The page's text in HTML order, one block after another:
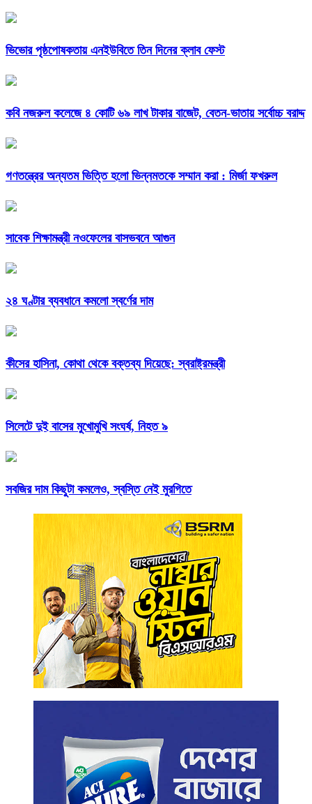
ভিভোর পৃষ্ঠপোষকতায় এনইউবিতে তিন দিনের ক্লাব ফেস্ট
কবি নজরুল কলেজে ৪ কোটি ৬৯ লাখ টাকার বাজেট, বেতন-ভাতায় সর্বোচ্চ বরাদ্দ
গণতন্ত্রের অন্যতম ভিত্তি হলো ভিন্নমতকে সম্মান করা : মির্জা ফখরুল
সাবেক শিক্ষামন্ত্রী নওফেলের বাসভবনে আগুন
২৪ ঘণ্টার ব্যবধানে কমলো স্বর্ণের দাম
কীসের হাসিনা, কোথা থেকে বক্তব্য দিয়েছে: স্বরাষ্ট্রমন্ত্রী
সিলেটে দুই বাসের মুখোমুখি সংঘর্ষ, নিহত ৯
সবজির দাম কিছুটা কমলেও, স্বস্তি নেই মুরগিতে